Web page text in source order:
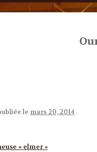
le mars 20, 2014 .
« elmer »